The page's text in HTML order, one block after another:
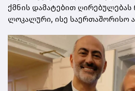
ქმნის დამატებით
ლოკალური, ისე საერთაშორისო